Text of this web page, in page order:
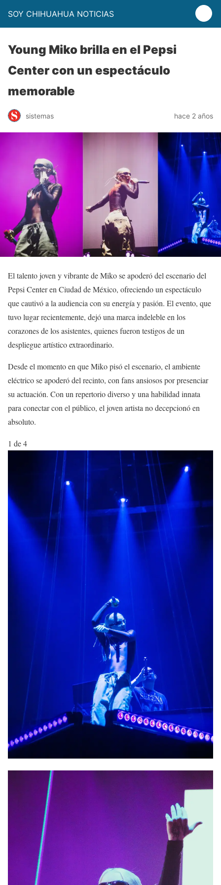
SOY CHIHUAHUA NOTICIAS
Young Miko brilla en el Pepsi
Center con un espectáculo
memorable
sistemas hace 2 años
El talento joven y vibrante de Miko se apoderó del escenario del
Pepsi Center en Ciudad de México, ofreciendo un espectáculo
que cautivó a la audiencia con su energía y pasión. El evento, que
tuvo lugar recientemente, dejó una marca indeleble en los
corazones de los asistentes, quienes fueron testigos de un
despliegue artístico extraordinario.
Desde el momento en que Miko pisó el escenario, el ambiente
eléctrico se apoderó del recinto, con fans ansiosos por presenciar
su actuación. Con un repertorio diverso y una habilidad innata
para conectar con el público, el joven artista no decepcionó en
absoluto.
1 de 4